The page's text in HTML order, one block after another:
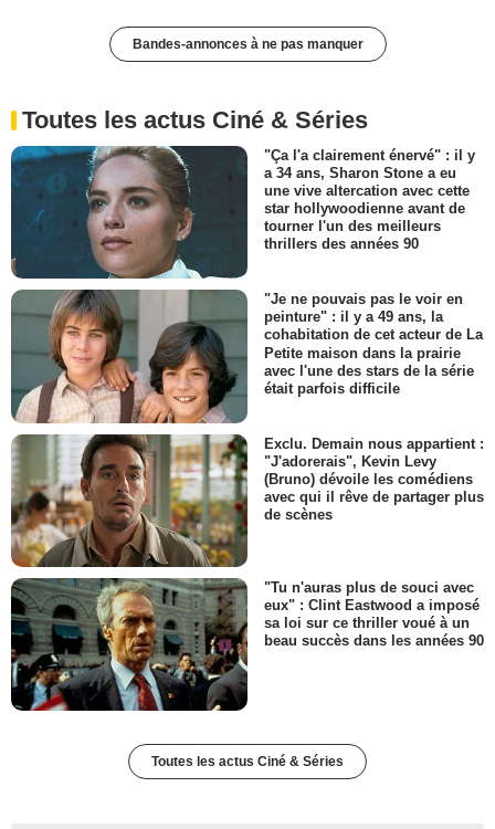
Bandes-annonces à ne pas manquer
Toutes les actus Ciné & Séries
"Ça l'a clairement énervé" : il y
a 34 ans, Sharon Stone a eu
une vive altercation avec cette
star hollywoodienne avant de
tourner l'un des meilleurs
thrillers des années 90
"Je ne pouvais pas le voir en
peinture" : il y a 49 ans, la
cohabitation de cet acteur de La
Petite maison dans la prairie
avec l'une des stars de la série
était parfois difficile
Exclu. Demain nous appartient :
"J'adorerais", Kevin Levy
(Bruno) dévoile les comédiens
avec qui il rêve de partager plus
de scènes
"Tu n'auras plus de souci avec
eux" : Clint Eastwood a imposé
sa loi sur ce thriller voué à un
beau succès dans les années 90
Toutes les actus Ciné & Séries